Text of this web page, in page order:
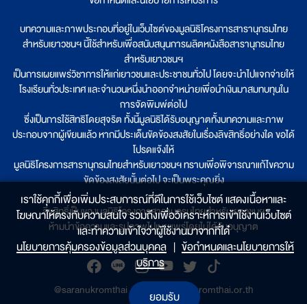
บทความและภาพประกอบที่อยู่ในเว็บไซต์ของมูลนิธิโครงการสารานุกรมไทย
สำหรับเยาวชนฯ นี้ใช้สำหรับเพื่อสนับสนุนการผลิตหนังสือสารานุกรมไทย
สำหรับเยาวชนฯ
เป็นการเผยแพร่วิชาการให้แก่เยาวชนและประชาชนทั่วไป โดยจะนำไปแจกจ่ายให้
โรงเรียนทั่วประเทศ และจำนวนหนึ่งนำออกจำหน่ายเพื่อนำเงินมาสมทบทุนใน
การจัดพิมพ์ต่อไป
ซึ่งเป็นการใช้สิทธิโดยสุจริต ทั้งนี้มูลนิธิได้รับอนุญาตทั้งบทความและภาพ
ประกอบจากผู้เขียนแล้ว หากมีประเด็นขัดข้องสงสัยในเรื่องลิขสิทธิ์อย่างใด ขอได้
โปรดแจ้งให้
มูลนิธิโครงการสารานุกรมไทยสำหรับเยาวชนฯ ทราบเพื่อพิจารณาแก้ไขความ
ขัดข้องสงสัยนั้นต่อไป จะเป็นพระคุณยิ่ง
ลิขสิทธิ์เป็นของมูลนิธิโครงการสารานุกรมไทยสำหรับเยาวชนฯ
ห้ามนำข้อความและรูปภาพไปเผยแพร่โดยไม่ได้รับอนุญาต
@saranukromthai | www.saranukromthai.or.th
เราใช้คุกกี้เพื่อเพิ่มประสบการณ์ที่ดีในการใช้เว็บไซต์ แสดงเนื้อหาและ
โฆษณาให้ตรงกับความสนใจ รวมถึงเพื่อวิเคราะห์การเข้าใช้งานเว็บไซต์
และทำความเข้าใจว่าผู้ใช้งานมาจากที่ใด๋
นโยบายการคุ้มครองข้อมูลส่วนบุคคล | ข้อกำหนดและนโยบายการให้
บริการ
ยอมรับ